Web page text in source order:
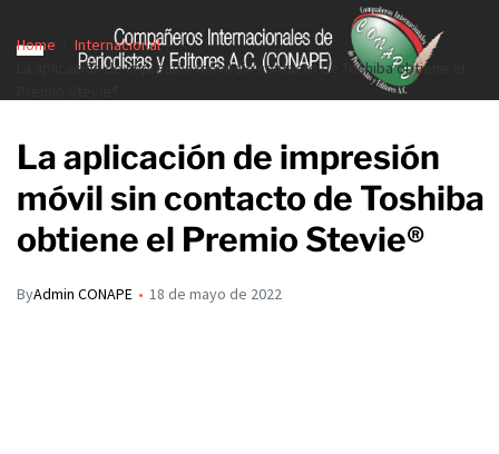
Home
Internacional
La aplicación de impresión móvil sin contacto de Toshiba obtiene el
La aplicación de impresión
móvil sin contacto de Toshiba
obtiene el Premio Stevie®
ByAdmin CONAPE 18 de mayo de 2022